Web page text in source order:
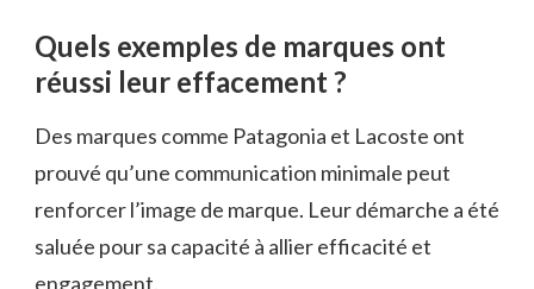
Quels exemples de marques ont
réussi leur effacement ?
Des marques comme Patagonia et Lacoste ont
prouvé qu’une communication minimale peut
renforcer l’image de marque. Leur démarche a été
saluée pour sa capacité à allier efficacité et
engagement.